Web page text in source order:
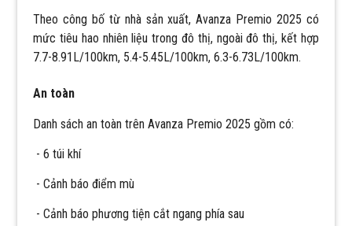
Theo công bố từ nhà sản xuất, Avanza Premio 2025 có
mức tiêu hao nhiên liệu trong đô thị, ngoài đô thị, kết hợp
7.7-8.91L/100km, 5.4-5.45L/100km, 6.3-6.73L/100km.
An toàn
Danh sách an toàn trên Avanza Premio 2025 gồm có:
- 6 túi khí
- Cảnh báo điểm mù
- Cảnh báo phương tiện cắt ngang phía sau